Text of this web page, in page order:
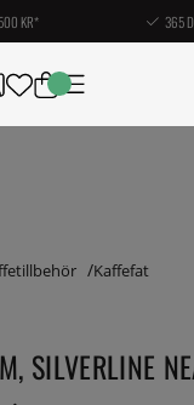
KR* 365
Kaffefat
SILVERLINE